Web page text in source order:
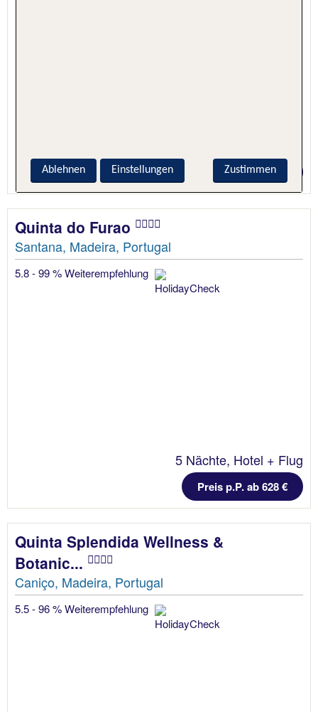
Preis p.P. ab 727 €
Quinta do Furao
Santana, Madeira, Portugal
5.8 - 99 % Weiterempfehlung
5 Nächte, Hotel + Flug
Preis p.P. ab 628 €
Quinta Splendida Wellness &
Botanic...
Caniço, Madeira, Portugal
5.5 - 96 % Weiterempfehlung
Zustimmen
Ablehnen Einstellungen